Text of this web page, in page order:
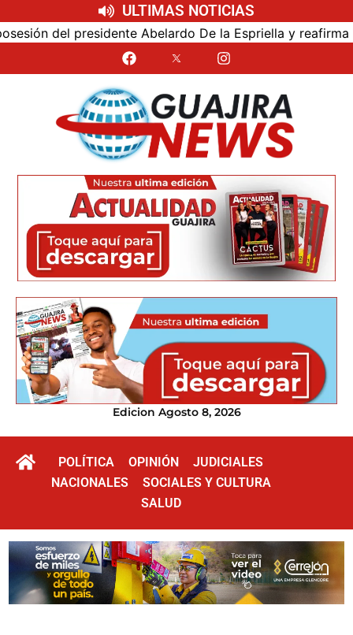
ULTIMAS NOTICIAS
del presidente Abelardo De la Espriella y reafirma su
Edicion Agosto 8, 2026
POLÍTICA OPINIÓN
JUDICIALES
NACIONALES
SOCIALES Y CULTURA
SALUD